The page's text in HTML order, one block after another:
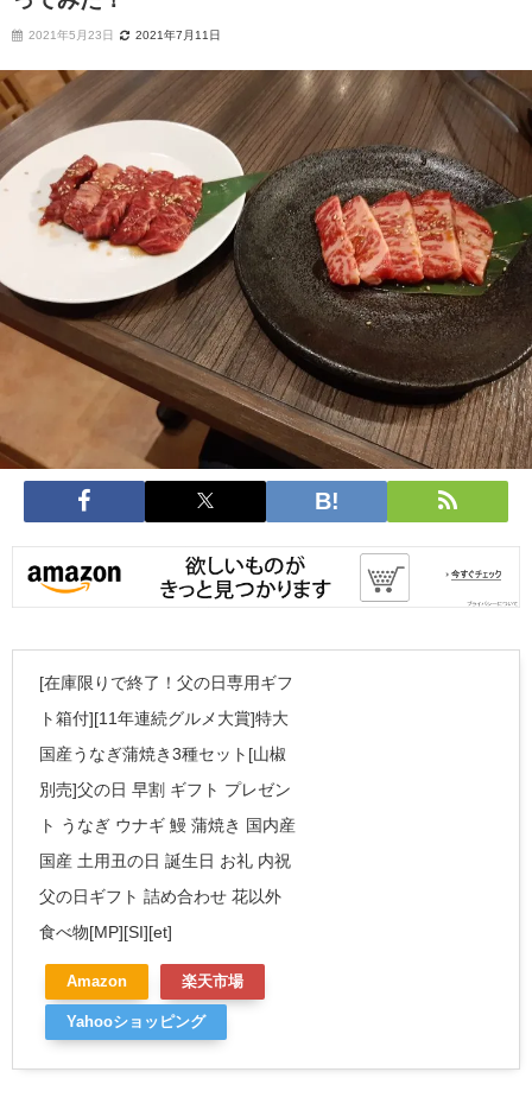
2021年5月23日 2021年7月11日
[在庫限りで終了！父の日専用ギフ
ト箱付][11年連続グルメ大賞]特大
国産うなぎ蒲焼き3種セット[山椒
別売]父の日 早割 ギフト プレゼン
ト うなぎ ウナギ 鰻 蒲焼き 国内産
国産 土用丑の日 誕生日 お礼 内祝
父の日ギフト 詰め合わせ 花以外
食べ物[MP][SI][et]
Amazon 楽天市場
Yahooショッピング